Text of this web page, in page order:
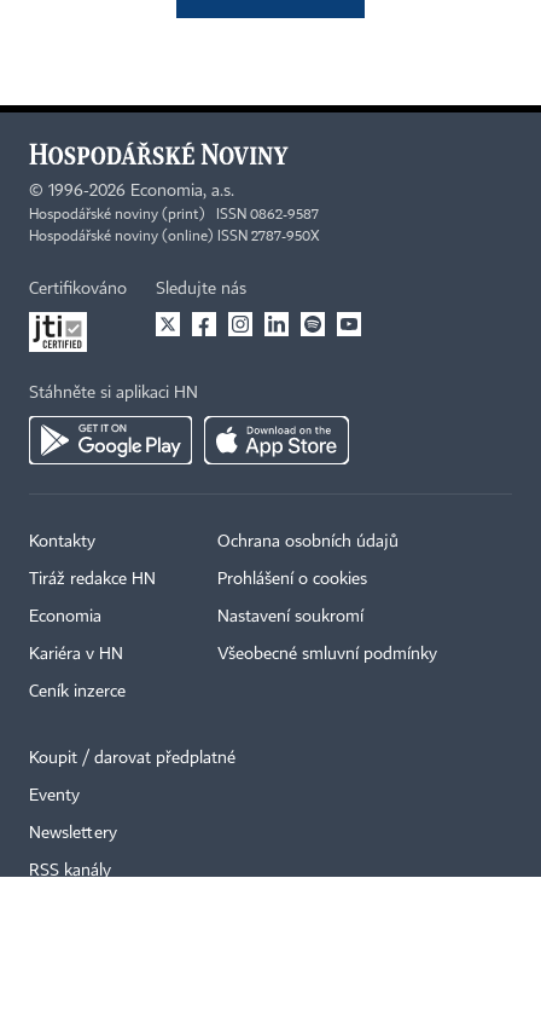
© 1996-2026 Economia, a.s.
Hospodářské noviny (print) ISSN 0862-9587
Hospodářské noviny (online) ISSN 2787-950X
Certifikováno Sledujte nás
Stáhněte si aplikaci HN
Kontakty
Tiráž redakce HN
Economia
Kariéra v HN
Ceník inzerce
Ochrana osobních údajů
Prohlášení o cookies
Nastavení soukromí
Všeobecné smluvní podmínky
Koupit / darovat předplatné
Eventy
Newslettery
RSS kanály